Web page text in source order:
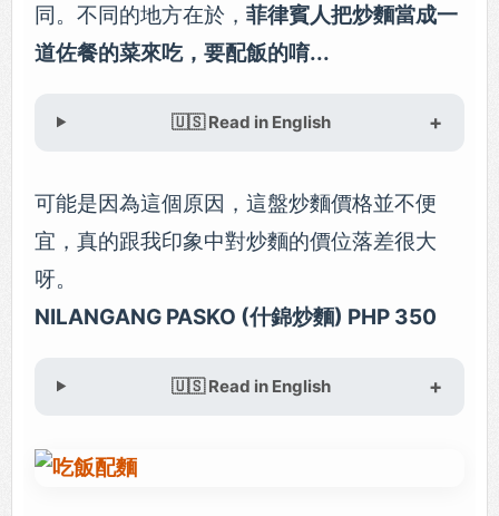
同。不同的地方在於， 菲律賓人把炒麵當成一
道佐餐的菜來吃，要配飯的唷...
🇺🇸 Read in English
可能是因為這個原因，這盤炒麵價格並不便
宜，真的跟我印象中對炒麵的價位落差很大
呀。
NILANGANG PASKO (什錦炒麵) PHP 350
🇺🇸 Read in English